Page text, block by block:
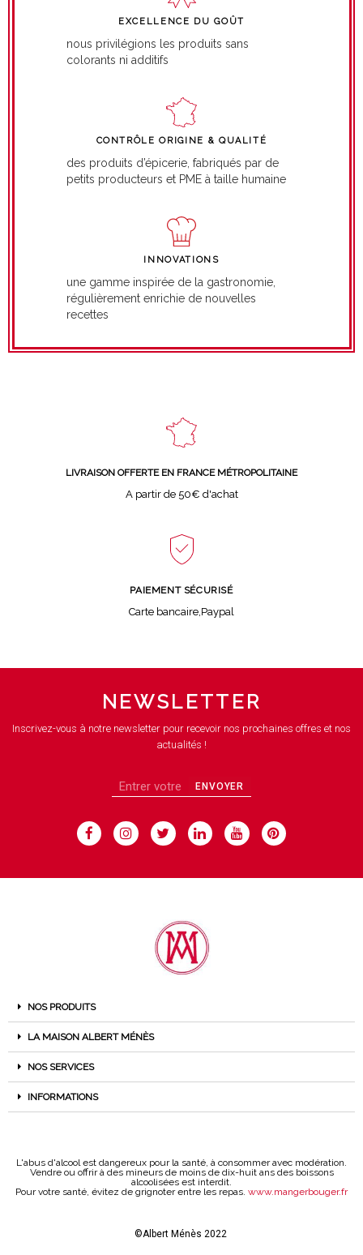
EXCELLENCE DU GOÛT
nous privilégions les produits sans
colorants ni additifs
CONTRÔLE ORIGINE & QUALITÉ
des produits d’épicerie, fabriqués par de
petits producteurs et PME à taille humaine
INNOVATIONS
une gamme inspirée de la gastronomie,
régulièrement enrichie de nouvelles
recettes
LIVRAISON OFFERTE EN FRANCE MÉTROPOLITAINE
A partir de 50€ d'achat
PAIEMENT SÉCURISÉ
Carte bancaire,Paypal
NEWSLETTER
Inscrivez-vous à notre newsletter pour recevoir nos prochaines offres et nos
actualités !
ENVOYER
NOS PRODUITS
LA MAISON ALBERT MÉNÈS
NOS SERVICES
INFORMATIONS
L'abus d'alcool est dangereux pour la santé, à consommer avec modération.
Vendre ou offrir à des mineurs de moins de dix-huit ans des boissons
alcoolisées est interdit.
Pour votre santé, évitez de grignoter entre les repas. www.mangerbouger.fr
©Albert Ménès 2022